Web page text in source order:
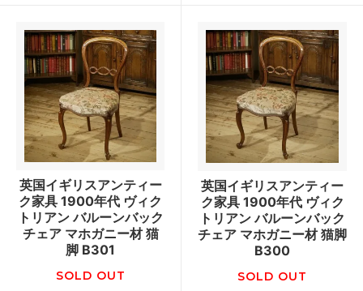
英国イギリスアンティー
ク家具 1900年代 ヴィク
トリアン バルーンバック
チェア マホガニー材 猫
脚 B301
SOLD OUT
英国イギリスアンティー
ク家具 1900年代 ヴィク
トリアン バルーンバック
チェア マホガニー材 猫脚
B300
SOLD OUT